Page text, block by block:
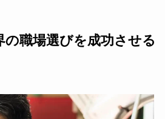
の職場選びを成功させる